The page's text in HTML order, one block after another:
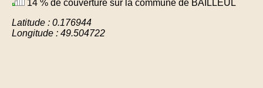
14 % de couverture sur la commune de BAILLEUL
Latitude : 0.176944
Longitude : 49.504722